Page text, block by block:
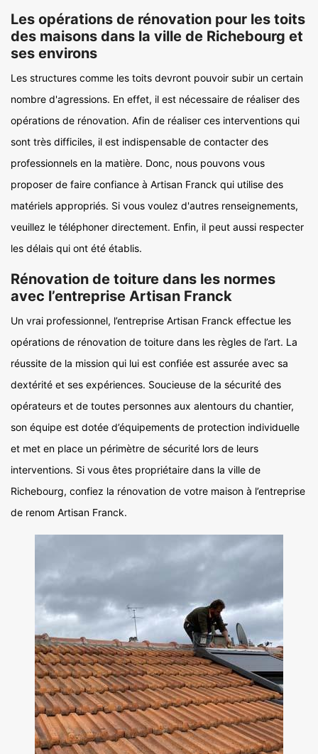
Les opérations de rénovation pour les toits
des maisons dans la ville de Richebourg et
ses environs
Les structures comme les toits devront pouvoir subir un certain
nombre d'agressions. En effet, il est nécessaire de réaliser des
opérations de rénovation. Afin de réaliser ces interventions qui
sont très difficiles, il est indispensable de contacter des
professionnels en la matière. Donc, nous pouvons vous
proposer de faire confiance à Artisan Franck qui utilise des
matériels appropriés. Si vous voulez d'autres renseignements,
veuillez le téléphoner directement. Enfin, il peut aussi respecter
les délais qui ont été établis.
Rénovation de toiture dans les normes
avec l’entreprise Artisan Franck
Un vrai professionnel, l’entreprise Artisan Franck effectue les
opérations de rénovation de toiture dans les règles de l’art. La
réussite de la mission qui lui est confiée est assurée avec sa
dextérité et ses expériences. Soucieuse de la sécurité des
opérateurs et de toutes personnes aux alentours du chantier,
son équipe est dotée d’équipements de protection individuelle
et met en place un périmètre de sécurité lors de leurs
interventions. Si vous êtes propriétaire dans la ville de
Richebourg, confiez la rénovation de votre maison à l’entreprise
de renom Artisan Franck.